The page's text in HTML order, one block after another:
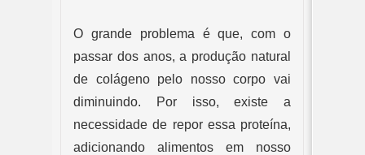
O grande problema é que, com o
passar dos anos, a produção natural
de colágeno pelo nosso corpo vai
diminuindo. Por isso, existe a
necessidade de repor essa proteína,
adicionando alimentos em nosso